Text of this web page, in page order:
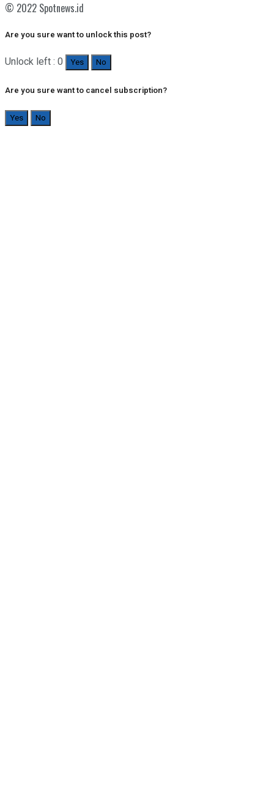
© 2022 Spotnews.id
Are you sure want to unlock this post?
Unlock left : 0 Yes No
Are you sure want to cancel subscription?
Yes No